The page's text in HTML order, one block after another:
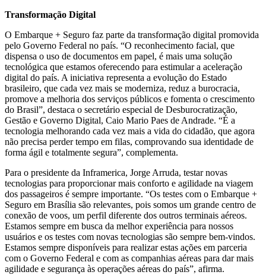
Transformação Digital
O Embarque + Seguro faz parte da transformação digital promovida
pelo Governo Federal no país. “O reconhecimento facial, que
dispensa o uso de documentos em papel, é mais uma solução
tecnológica que estamos oferecendo para estimular a aceleração
digital do país. A iniciativa representa a evolução do Estado
brasileiro, que cada vez mais se moderniza, reduz a burocracia,
promove a melhoria dos serviços públicos e fomenta o crescimento
do Brasil”, destaca o secretário especial de Desburocratização,
Gestão e Governo Digital, Caio Mario Paes de Andrade. “É a
tecnologia melhorando cada vez mais a vida do cidadão, que agora
não precisa perder tempo em filas, comprovando sua identidade de
forma ágil e totalmente segura”, complementa.
Para o presidente da Inframerica, Jorge Arruda, testar novas
tecnologias para proporcionar mais conforto e agilidade na viagem
dos passageiros é sempre importante. “Os testes com o Embarque +
Seguro em Brasília são relevantes, pois somos um grande centro de
conexão de voos, um perfil diferente dos outros terminais aéreos.
Estamos sempre em busca da melhor experiência para nossos
usuários e os testes com novas tecnologias são sempre bem-vindos.
Estamos sempre disponíveis para realizar estas ações em parceria
com o Governo Federal e com as companhias aéreas para dar mais
agilidade e segurança às operações aéreas do país”, afirma.